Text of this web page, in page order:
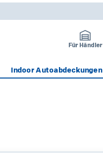
Für Händler
Indoor Autoabdeckungen